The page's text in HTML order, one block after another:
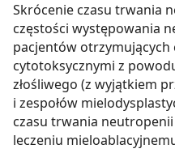
Skrócenie czasu trwania
częstości występowania
pacjentów
cytotoksycznymi z
złośliwego (z wyjątkiem
i zespołów
czasu trwania
leczeniu